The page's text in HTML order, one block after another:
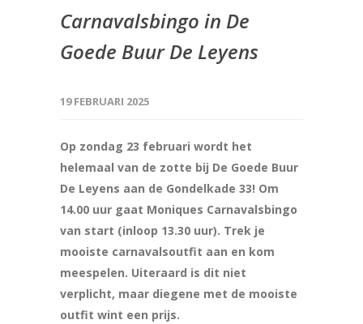
Carnavalsbingo in De
Goede Buur De Leyens
19 FEBRUARI 2025
Op zondag 23 februari wordt het
helemaal van de zotte bij De Goede Buur
De Leyens aan de Gondelkade 33! Om
14.00 uur gaat Moniques Carnavalsbingo
van start (inloop 13.30 uur). Trek je
mooiste carnavalsoutfit aan en kom
meespelen. Uiteraard is dit niet
verplicht, maar diegene met de mooiste
outfit wint een prijs.